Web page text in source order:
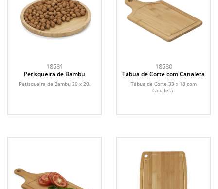
18581
Petisqueira de Bambu
Petisqueira de Bambu 20 x 20.
18580
Tábua de Corte com Canaleta
Tábua de Corte 33 x 18 com
Canaleta.